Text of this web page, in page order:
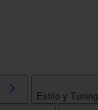
Estilo y Tuning